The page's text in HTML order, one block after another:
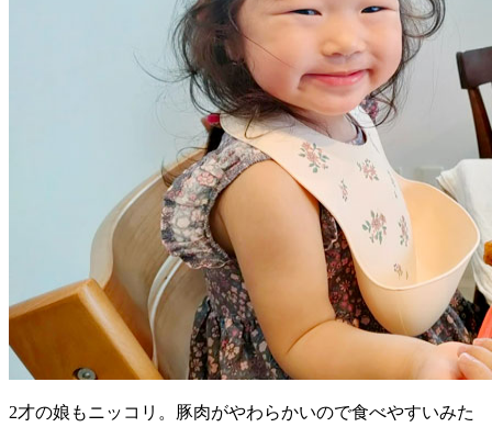
2才の娘もニッコリ。豚肉がやわらかいので食べやすいみた